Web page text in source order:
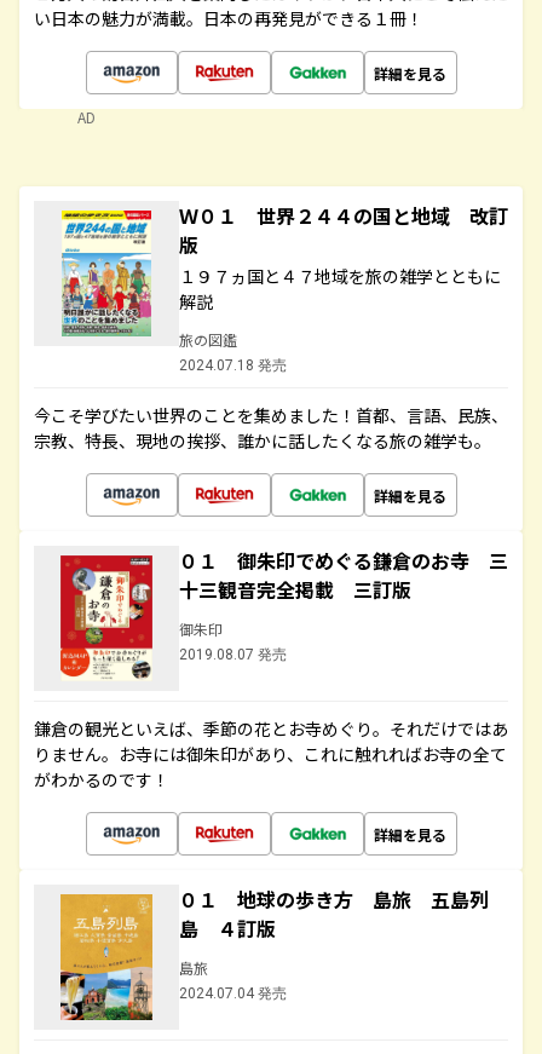
い日本の魅力が満載。日本の再発見ができる１冊！
詳細を見る
AD
Ｗ０１ 世界２４４の国と地域 改訂
版
１９７ヵ国と４７地域を旅の雑学とともに
解説
旅の図鑑
2024.07.18 発売
今こそ学びたい世界のことを集めました！首都、言語、民族、
宗教、特長、現地の挨拶、誰かに話したくなる旅の雑学も。
詳細を見る
０１ 御朱印でめぐる鎌倉のお寺 三
十三観音完全掲載 三訂版
御朱印
2019.08.07 発売
鎌倉の観光といえば、季節の花とお寺めぐり。それだけではあ
りません。お寺には御朱印があり、これに触れればお寺の全て
がわかるのです！
詳細を見る
０１ 地球の歩き方 島旅 五島列
島 ４訂版
島旅
2024.07.04 発売